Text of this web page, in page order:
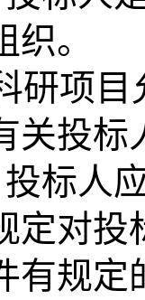
。
研项
关投标
投标人
定对
有规